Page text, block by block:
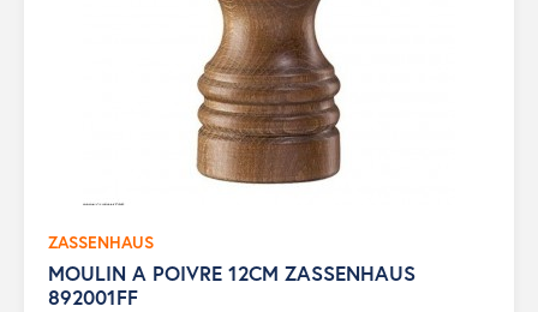
ZASSENHAUS
MOULIN A POIVRE 12CM ZASSENHAUS
892001FF